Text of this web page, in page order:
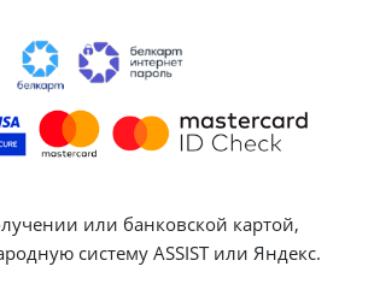
или банковской картой,
систему ASSIST или Яндекс.